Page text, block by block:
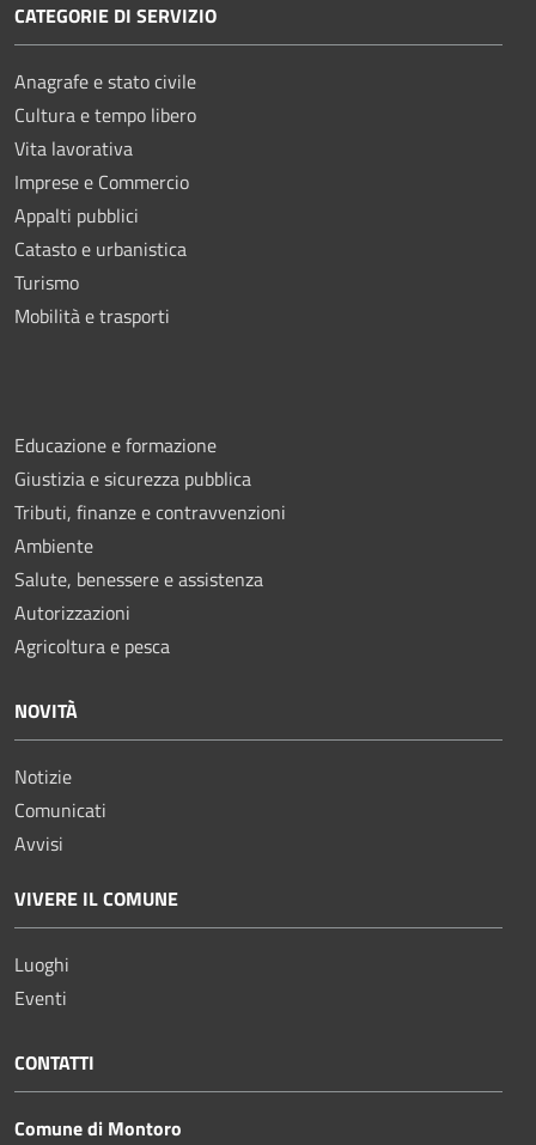
CATEGORIE DI SERVIZIO
Anagrafe e stato civile
Cultura e tempo libero
Vita lavorativa
Imprese e Commercio
Appalti pubblici
Catasto e urbanistica
Turismo
Mobilità e trasporti
Educazione e formazione
Giustizia e sicurezza pubblica
Tributi, finanze e contravvenzioni
Ambiente
Salute, benessere e assistenza
Autorizzazioni
Agricoltura e pesca
NOVITÀ
Notizie
Comunicati
Avvisi
VIVERE IL COMUNE
Luoghi
Eventi
CONTATTI
Comune di Montoro